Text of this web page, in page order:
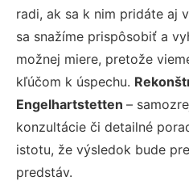
radi, ak sa k nim pridáte aj
sa snažíme prispôsobiť a
možnej miere, pretože
kľúčom k úspechu.
Engelhartstetten –
konzultácie či detailné
istotu, že výsledok bude
predstáv.